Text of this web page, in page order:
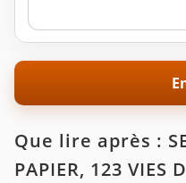
Que lire après :
PAPIER, 123 VIES